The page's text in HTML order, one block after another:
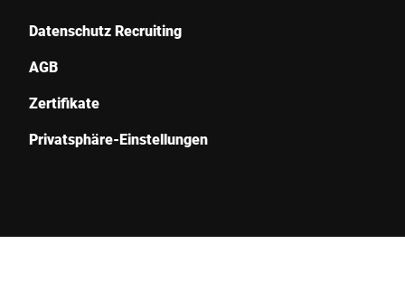
Datenschutz Recruiting
AGB
Zertifikate
Privatsphäre-Einstellungen